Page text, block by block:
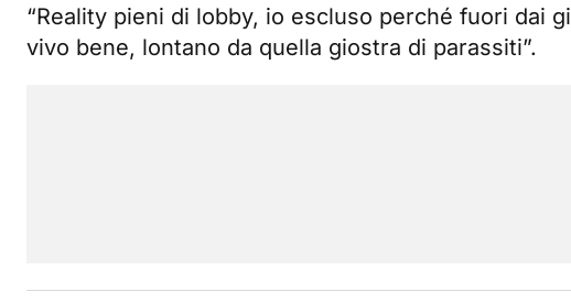
“Reality pieni di lobby, io escluso perché fuori dai
vivo bene, lontano da quella giostra di parassiti”.